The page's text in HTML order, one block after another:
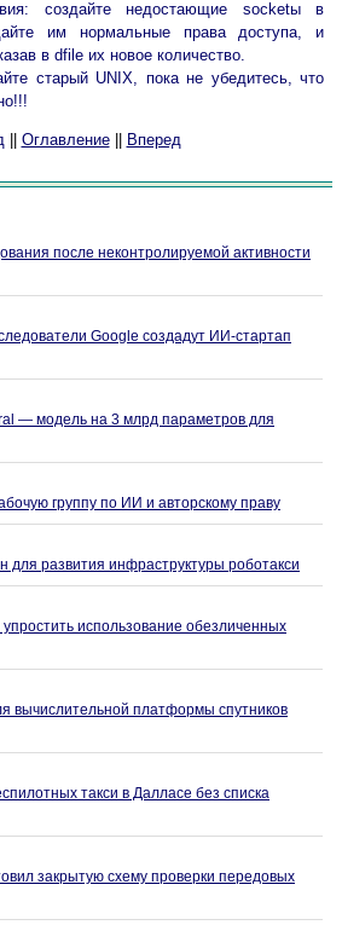
создайте недостающие socketы в
им нормальные права доступа, и
в dfile их новое количество.
старый UNIX, пока не убедитесь, что
|| Оглавление|| Вперед
после неконтролируемой активности
Google создадут ИИ-стартап
— модель на 3 млрд параметров для
группу по ИИ и авторскому праву
для развития инфраструктуры роботакси
использование обезличенных
вычислительной платформы спутников
такси в Далласе без списка
закрытую схему проверки передовых